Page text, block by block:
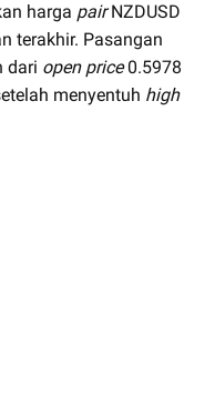
harga pairNZDUSD
terakhir. Pasangan
dari open price0.5978
menyentuh high